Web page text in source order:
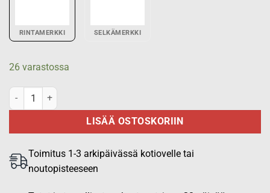
RINTAMERKKI SELKÄMERKKI
26 varastossa
SOTILASPOLIISI, MILITARY POLICE, rintamerkki määrä
LISÄÄ OSTOSKORIIN
Toimitus 1-3 arkipäivässä kotiovelle tai
noutopisteeseen